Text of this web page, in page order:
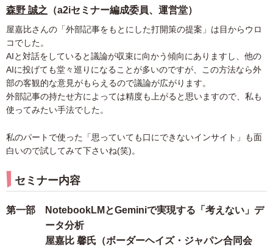
森野 誠之 （a2iセミナー編成委員、運営堂）
屋嘉比さんの「外部記事をもとにした打開策の提案」は目からウロ
コでした。
AIと対話をしていると議論が収束に向かう傾向にありますし、他の
AIに投げても堂々巡りになることが多いのですが、この方法なら外
部の客観的な意見がもらえるので議論が広がります。
外部記事の持たせ方によっては精度も上がると思いますので、私も
使ってみたい手法でした。
私のパートで使った「思っていても口にできないインサイト」も面
白いので試してみて下さいね(笑)。
セミナー内容
第一部 NotebookLMとGeminiで実現する「考えない」デ
ータ分析
屋嘉比 馨氏（ボーダーヘイズ・ジャパン合同会